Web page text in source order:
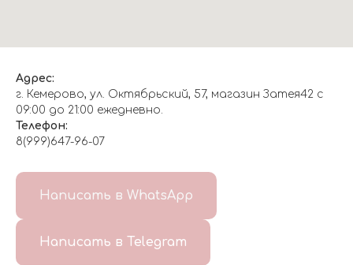
Адрес:
г. Кемерово, ул. Октябрьский, 57, магазин Затея42 с
09:00 до 21:00 ежедневно.
Телефон:
8(999)647-96-07
Написать в WhatsApp
Написать в Telegram